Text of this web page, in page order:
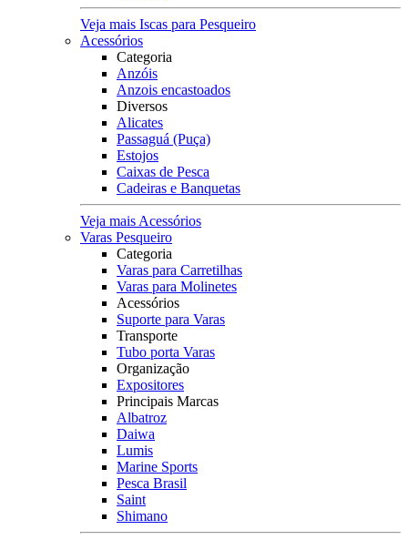
Veja mais Iscas para Pesqueiro
Acessórios
Categoria
Anzóis
Anzois encastoados
Diversos
Alicates
Passaguá (Puça)
Estojos
Caixas de Pesca
Cadeiras e Banquetas
Veja mais Acessórios
Varas Pesqueiro
Categoria
Varas para Carretilhas
Varas para Molinetes
Acessórios
Suporte para Varas
Transporte
Tubo porta Varas
Organização
Expositores
Principais Marcas
Albatroz
Daiwa
Lumis
Marine Sports
Pesca Brasil
Saint
Shimano